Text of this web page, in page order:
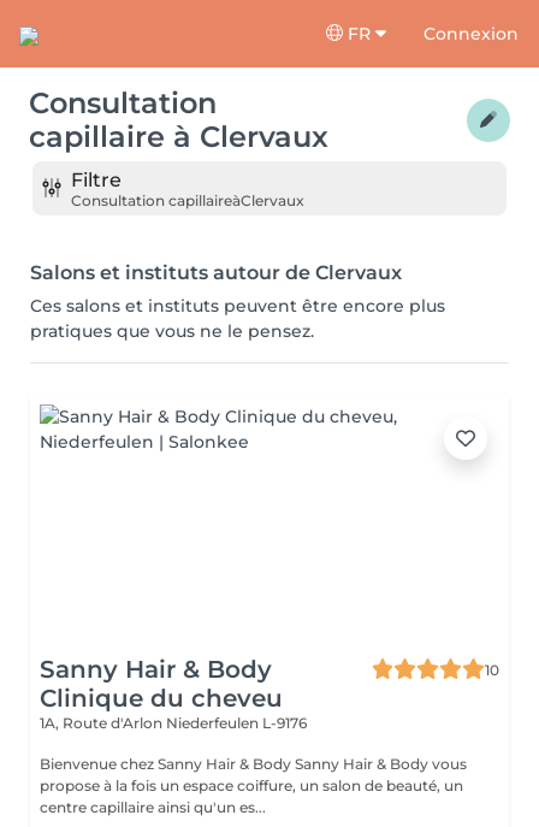
FR Connexion
Consultation
capillaire à Clervaux
Filtre
Consultation capillaireàClervaux
Salons et instituts autour de Clervaux
Ces salons et instituts peuvent être encore plus
pratiques que vous ne le pensez.
Sanny Hair & Body
Clinique du cheveu
10
1A, Route d'Arlon Niederfeulen L-9176
Bienvenue chez Sanny Hair & Body Sanny Hair & Body vous
propose à la fois un espace coiffure, un salon de beauté, un
centre capillaire ainsi qu'un es...